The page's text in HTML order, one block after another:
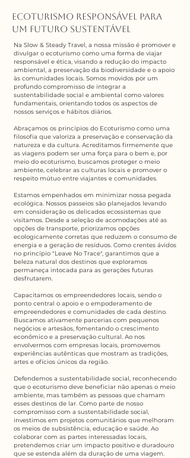
Ecoturismo Responsável para
um Futuro Sustentável
Na Slow & Steady Travel, a nossa missão é promover e
divulgar o ecoturismo como uma forma de viajar
responsável e ética, visando a redução do impacto
ambiental, a preservação da biodiversidade e o apoio
às comunidades locais. Somos movidos por um
profundo compromisso de integrar a
sustentabilidade social e ambiental como valores
fundamentais, orientando todos os aspectos de
nossos serviços e hábitos diários.​
Abraçamos os princípios do Ecoturismo como uma
filosofia que valoriza a preservação e conservação da
natureza e da cultura. Acreditamos firmemente que
as viagens podem ser uma força para o bem e, por
meio do ecoturismo, buscamos proteger o meio
ambiente, celebrar as culturas locais e promover o
respeito mútuo entre viajantes e comunidades.​
Estamos empenhados em minimizar nossa pegada
ecológica. Nossos passeios são planejados levando
em consideração os delicados ecossistemas que
visitamos. Desde a seleção de acomodações até as
opções de transporte, priorizamos opções
ecologicamente corretas que reduzem o consumo de
energia e a geração de resíduos. Como crentes ávidos
no princípio "Leave No Trace", garantimos que a
beleza natural dos destinos que exploramos
permaneça intocada para as gerações futuras
desfrutarem.​
Capacitamos os empreendedores locais, sendo o
ponto central o apoio e o empoderamento de
empreendedores e comunidades de cada destino.
Buscamos ativamente parcerias com pequenos
negócios e artesãos, fomentando o crescimento
econômico e a preservação cultural. Ao nos
envolvermos com empresas locais, promovemos
experiências autênticas que mostram as tradições,
artes e ofícios únicos da região.​
Defendemos a sustentabilidade social, reconhecendo
que o ecoturismo deve beneficiar não apenas o meio
ambiente, mas também as pessoas que chamam
esses destinos de lar. Como parte de nosso
compromisso com a sustentabilidade social,
investimos em projetos comunitários que melhoram
os meios de subsistência, educação e saúde. Ao
colaborar com as partes interessadas locais,
pretendemos criar um impacto positivo e duradouro
que se estenda além da duração de uma viagem.​